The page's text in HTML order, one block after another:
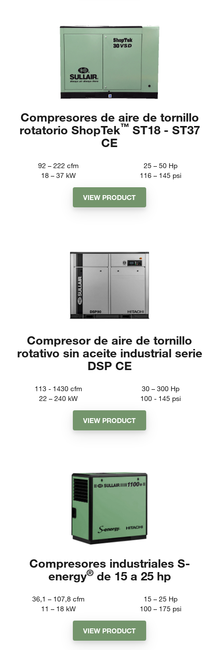
Compresores de aire de tornillo
rotatorio ShopTek™ ST18 - ST37
CE
92 – 222 cfm 25 – 50 Hp
18 – 37 kW 116 – 145 psi
VIEW PRODUCT
Compresor de aire de tornillo
rotativo sin aceite industrial serie
DSP CE
113 - 1430 cfm 30 – 300 Hp
22 – 240 kW 100 - 145 psi
VIEW PRODUCT
Compresores industriales S-
energy®de 15 a 25 hp
36,1 – 107,8 cfm 15 – 25 Hp
11 – 18 kW 100 – 175 psi
VIEW PRODUCT